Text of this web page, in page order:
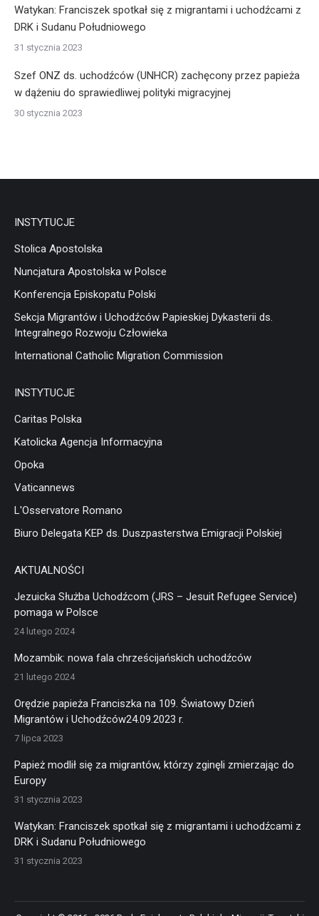
Watykan: Franciszek spotkał się z migrantami i uchodźcami z
DRK i Sudanu Południowego
31 stycznia 2023
Szef ONZ ds. uchodźców (UNHCR) zachęcony przez papieża
w dążeniu do sprawiedliwej polityki migracyjnej
30 stycznia 2023
INSTYTUCJE
Stolica Apostolska
Nuncjatura Apostolska w Polsce
Konferencja Episkopatu Polski
Sekcja Migrantów i Uchodźców Papieskiej Dykasterii ds.
Integralnego Rozwoju Człowieka
International Catholic Migration Commission
INSTYTUCJE
Caritas Polska
Katolicka Agencja Informacyjna
Opoka
Vaticannews
L'Osservatore Romano
Biuro Delegata KEP ds. Duszpasterstwa Emigracji Polskiej
AKTUALNOŚCI
Jezuicka Służba Uchodźcom (JRS – Jesuit Refugee Service)
pomaga w Polsce
24 lutego 2024
Mozambik: nowa fala chrześcijańskich uchodźców
21 lutego 2024
Orędzie papieża Franciszka na 109. Światowy Dzień
Migrantów i Uchodźców24.09.2023 r.
7 lipca 2023
Papież modlił się za migrantów, którzy zginęli zmierzając do
Europy
31 stycznia 2023
Watykan: Franciszek spotkał się z migrantami i uchodźcami z
DRK i Sudanu Południowego
31 stycznia 2023